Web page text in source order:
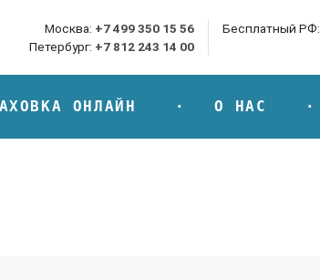
Москва: +7 499 350 15 56
Петербург: +7 812 243 14 00
Бесплатный РФ:
ОНЛАЙН О НАС